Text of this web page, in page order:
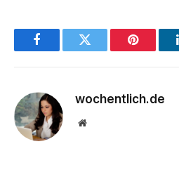
FacebookTwitter Pinterest
wochentlich.de
Website